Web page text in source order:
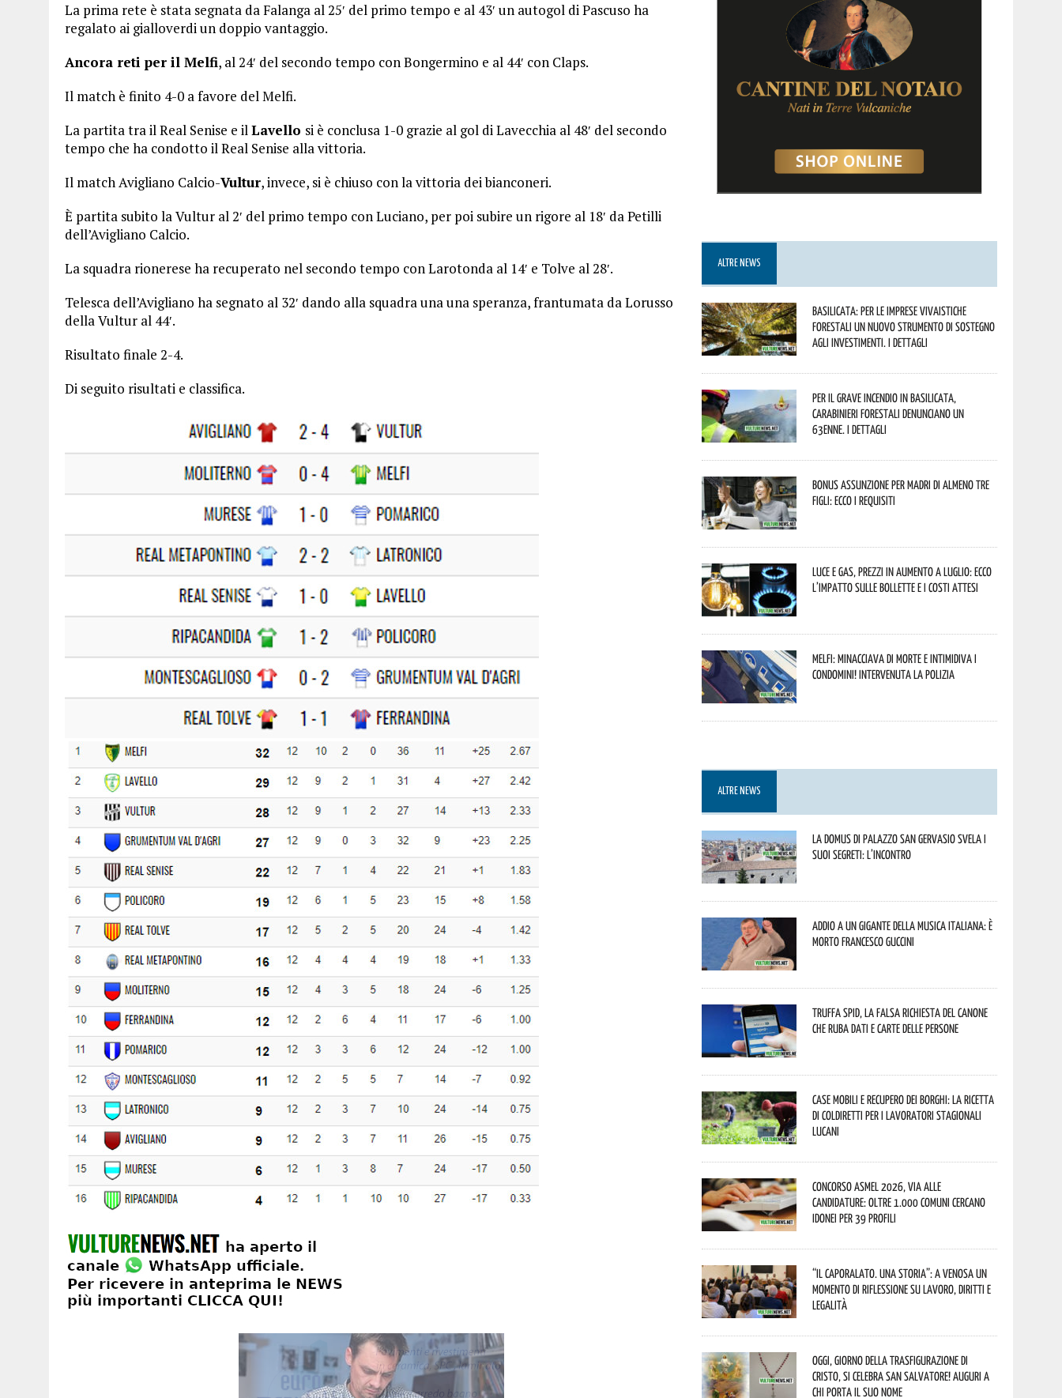
La prima rete è stata segnata da Falanga al 25′ del primo tempo e al 43′ un autogol di Pascuso ha
regalato ai gialloverdi un doppio vantaggio.
Ancora reti per il Melfi, al 24′ del secondo tempo con Bongermino e al 44′ con Claps.
Il match è finito 4-0 a favore del Melfi.
La partita tra il Real Senise e ilLavello si è conclusa 1-0 grazie al gol di Lavecchia al 48′ del secondo
tempo che ha condotto il Real Senise alla vittoria.
Il match Avigliano Calcio-Vultur, invece, si è chiuso con la vittoria dei bianconeri.
È partita subito la Vultur al 2′ del primo tempo con Luciano, per poi subire un rigore al 18′ da Petilli
dell’Avigliano Calcio.
La squadra rionerese ha recuperato nel secondo tempo con Larotonda al 14′ e Tolve al 28′.
Telesca dell’Avigliano ha segnato al 32′ dando alla squadra una una speranza, frantumata da Lorusso
della Vultur al 44′.
Risultato finale 2-4.
Di seguito risultati e classifica.
ALTRE NEWS
Basilicata: per le imprese vivaistiche
forestali un nuovo strumento di sostegno
agli investimenti. I dettagli
Per il grave incendio in Basilicata,
Carabinieri forestali denunciano un
63enne. I dettagli
Bonus assunzione per madri di almeno tre
figli: ecco i requisiti
Luce e gas, prezzi in aumento a luglio: ecco
l’impatto sulle bollette e i costi attesi
Melfi: minacciava di morte e intimidiva i
condomini! Intervenuta la Polizia
ALTRE NEWS
La Domus di Palazzo San Gervasio svela i
suoi segreti: l’incontro
Addio a un gigante della musica italiana: è
morto Francesco Guccini
Truffa Spid, la falsa richiesta del canone
che ruba dati e carte delle persone
Case mobili e recupero dei borghi: la ricetta
di Coldiretti per i lavoratori stagionali
lucani
Concorso Asmel 2026, via alle
candidature: oltre 1.000 Comuni cercano
idonei per 39 profili
“Il caporalato. Una storia”: a Venosa un
momento di riflessione su lavoro, diritti e
legalità
Oggi, giorno della Trasfigurazione di
Cristo, si celebra San Salvatore! Auguri a
chi porta il suo nome